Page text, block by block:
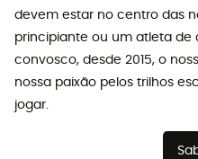
devem estar no centro das
principiante ou um atleta de
convosco, desde 2015, o
nossa paixão pelos trilhos
jogar.